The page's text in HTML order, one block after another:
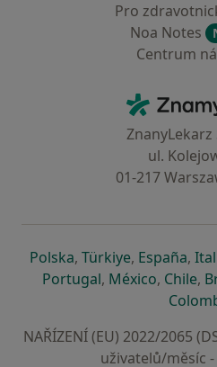
Pro
Noa Notes
Centrum
ZnanyLekarz
ul.
01-217
Polskase otevře v nové
, Türkiyese otevře v
, Españase
,
Portugalse otevře v nové
, Méxicose
, Chilese
,
NAŘÍZENÍ (EU) 2022/2065
uživatelů/měsíc